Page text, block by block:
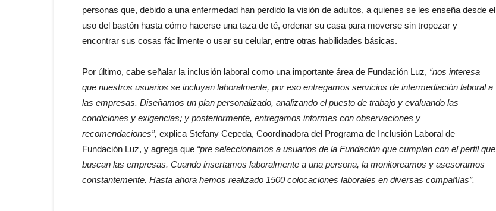
personas que, debido a una enfermedad han perdido la visión de adultos, a quienes se les enseña desde el
uso del bastón hasta cómo hacerse una taza de té, ordenar su casa para moverse sin tropezar y
encontrar sus cosas fácilmente o usar su celular, entre otras habilidades básicas.
Por último, cabe señalar la inclusión laboral como una importante área de Fundación Luz, “nos interesa
que nuestros usuarios se incluyan laboralmente, por eso entregamos servicios de intermediación laboral a
las empresas. Diseñamos un plan personalizado, analizando el puesto de trabajo y evaluando las
condiciones y exigencias; y posteriormente, entregamos informes con observaciones y
recomendaciones”, explica Stefany Cepeda, Coordinadora del Programa de Inclusión Laboral de
Fundación Luz, y agrega que “pre seleccionamos a usuarios de la Fundación que cumplan con el perfil que
buscan las empresas. Cuando insertamos laboralmente a una persona, la monitoreamos y asesoramos
constantemente. Hasta ahora hemos realizado 1500 colocaciones laborales en diversas compañías”.